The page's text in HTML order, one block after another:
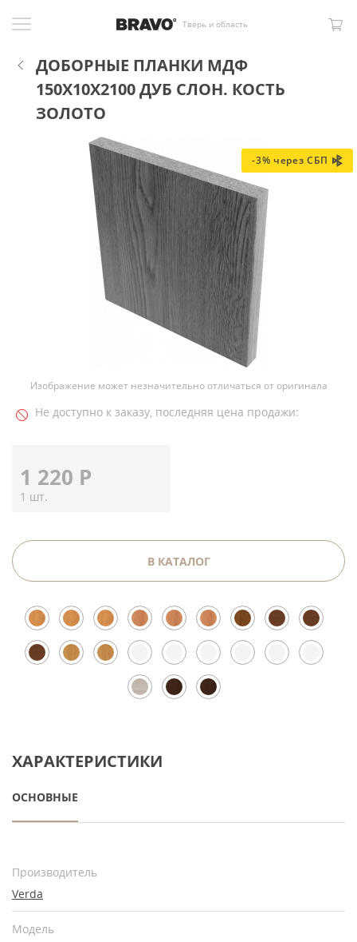
Тверь и область
ДОБОРНЫЕ ПЛАНКИ МДФ
150X10X2100 ДУБ СЛОН. КОСТЬ
ЗОЛОТО
-3% через СБП
Изображение может незначительно отличаться от оригинала
Не доступно к заказу, последняя цена продажи:
1 220 Р
1 шт.
В КАТАЛОГ
ХАРАКТЕРИСТИКИ
ОСНОВНЫЕ
Производитель
Verda
Модель